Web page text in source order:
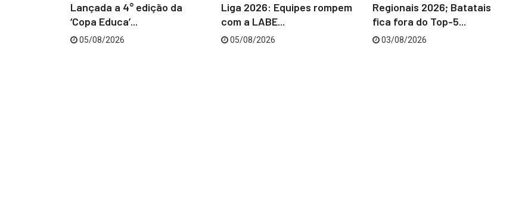
Lançada a 4° edição da
‘Copa Educa’...
05/08/2026
Liga 2026: Equipes rompem
com a LABE...
05/08/2026
Regionais 2026; Batatais
fica fora do Top-5...
03/08/2026